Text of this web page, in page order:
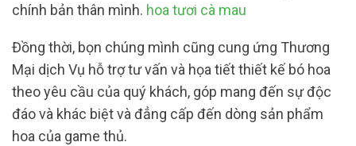
chính bản thân mình. hoa tươi cà mau
Đồng thời, bọn chúng mình cũng cung ứng Thương
Mại dịch Vụ hỗ trợ tư vấn và họa tiết thiết kế bó hoa
theo yêu cầu của quý khách, góp mang đến sự độc
đáo và khác biệt và đẳng cấp đến dòng sản phẩm
hoa của game thủ.